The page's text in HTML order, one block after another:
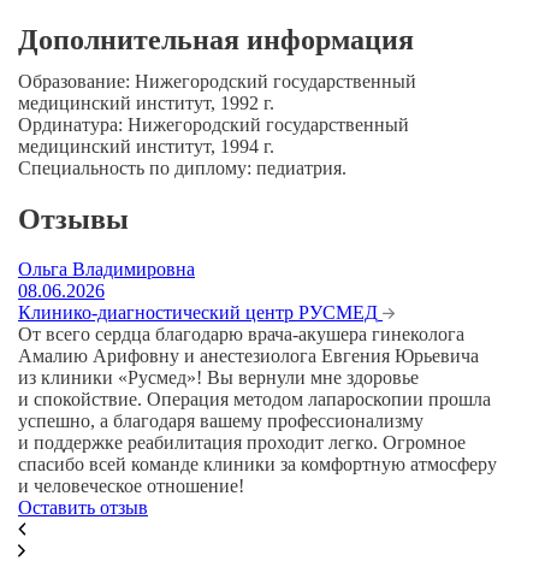
Дополнительная информация
Образование: Нижегородский государственный
медицинский институт, 1992 г.
Ординатура: Нижегородский государственный
медицинский институт, 1994 г.
Специальность по диплому: педиатрия.
Отзывы
Ольга Владимировна
08.06.2026
Клинико-диагностический центр РУСМЕД
От всего сердца благодарю врача-акушера гинеколога
Амалию Арифовну и анестезиолога Евгения Юрьевича
из клиники «Русмед»! Вы вернули мне здоровье
и спокойствие. Операция методом лапароскопии прошла
успешно, а благодаря вашему профессионализму
и поддержке реабилитация проходит легко. Огромное
спасибо всей команде клиники за комфортную атмосферу
и человеческое отношение!
Оставить отзыв